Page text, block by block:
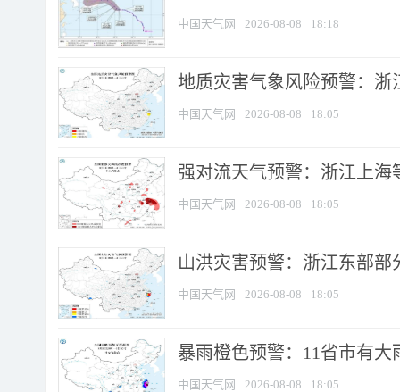
中国天气网 2026-08-08 18:18
地质灾害气象风险预警：
中国天气网 2026-08-08 18:05
强对流天气预警：浙江上海
中国天气网 2026-08-08 18:05
山洪灾害预警：浙江东部
中国天气网 2026-08-08 18:05
暴雨橙色预警：11省市有
中国天气网 2026-08-08 18:05